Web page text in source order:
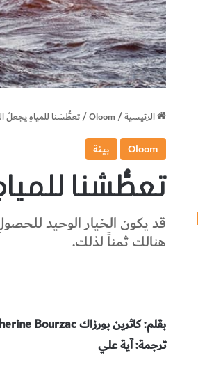
الرئيسية/
Oloom
/تعطُّشنا للمياهِ يجعلُ
Oloom بيئة
تعطُّشنا
قد يكون الخيار الوحيد
هنالك ثمناً لذلك.
بقلم: كاثرين بورزاك Katherine Bourzac
ترجمة: آية علي